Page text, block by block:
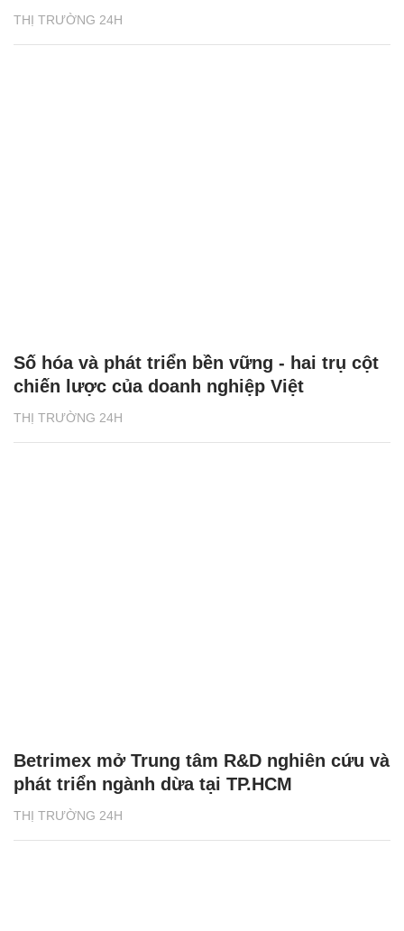
THỊ TRƯỜNG 24H
THỊ TRƯỜNG 24H
Số hóa và phát triển bền vững - hai trụ cột
chiến lược của doanh nghiệp Việt
THỊ TRƯỜNG 24H
Betrimex mở Trung tâm R&D nghiên cứu và
phát triển ngành dừa tại TP.HCM